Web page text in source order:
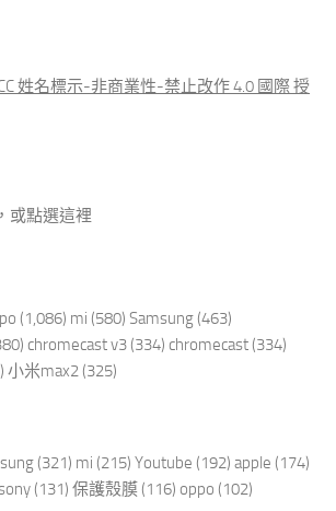
姓名標示-非商業性-禁止改作 4.0 國際 授
或點選這裡
(1,086) mi (580) Samsung (463)
chromecast v3 (334) chromecast (334)
小米max2 (325)
(321) mi (215) Youtube (192) apple (174)
(131) 保護殼膜 (116) oppo (102)